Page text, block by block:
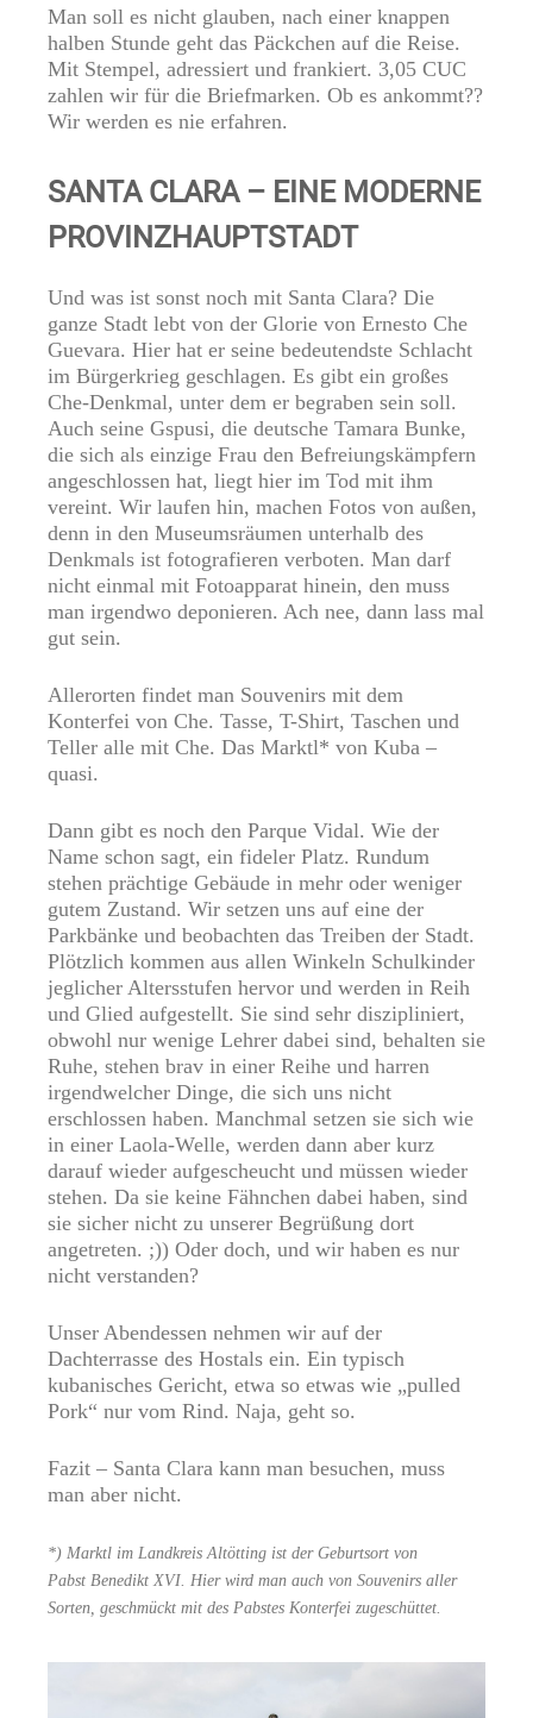
Man soll es nicht glauben, nach einer knappen
halben Stunde geht das Päckchen auf die Reise.
Mit Stempel, adressiert und frankiert. 3,05 CUC
zahlen wir für die Briefmarken. Ob es ankommt??
Wir werden es nie erfahren.
SANTA CLARA – EINE MODERNE
PROVINZHAUPTSTADT
Und was ist sonst noch mit Santa Clara? Die
ganze Stadt lebt von der Glorie von Ernesto Che
Guevara. Hier hat er seine bedeutendste Schlacht
im Bürgerkrieg geschlagen. Es gibt ein großes
Che-Denkmal, unter dem er begraben sein soll.
Auch seine Gspusi, die deutsche Tamara Bunke,
die sich als einzige Frau den Befreiungskämpfern
angeschlossen hat, liegt hier im Tod mit ihm
vereint. Wir laufen hin, machen Fotos von außen,
denn in den Museumsräumen unterhalb des
Denkmals ist fotografieren verboten. Man darf
nicht einmal mit Fotoapparat hinein, den muss
man irgendwo deponieren. Ach nee, dann lass mal
gut sein.
Allerorten findet man Souvenirs mit dem
Konterfei von Che. Tasse, T-Shirt, Taschen und
Teller alle mit Che. Das Marktl* von Kuba –
quasi.
Dann gibt es noch den Parque Vidal. Wie der
Name schon sagt, ein fideler Platz. Rundum
stehen prächtige Gebäude in mehr oder weniger
gutem Zustand. Wir setzen uns auf eine der
Parkbänke und beobachten das Treiben der Stadt.
Plötzlich kommen aus allen Winkeln Schulkinder
jeglicher Altersstufen hervor und werden in Reih
und Glied aufgestellt. Sie sind sehr diszipliniert,
obwohl nur wenige Lehrer dabei sind, behalten sie
Ruhe, stehen brav in einer Reihe und harren
irgendwelcher Dinge, die sich uns nicht
erschlossen haben. Manchmal setzen sie sich wie
in einer Laola-Welle, werden dann aber kurz
darauf wieder aufgescheucht und müssen wieder
stehen. Da sie keine Fähnchen dabei haben, sind
sie sicher nicht zu unserer Begrüßung dort
angetreten. ;)) Oder doch, und wir haben es nur
nicht verstanden?
Unser Abendessen nehmen wir auf der
Dachterrasse des Hostals ein. Ein typisch
kubanisches Gericht, etwa so etwas wie „pulled
Pork“ nur vom Rind. Naja, geht so.
Fazit – Santa Clara kann man besuchen, muss
man aber nicht.
*) Marktl im Landkreis Altötting ist der Geburtsort von
Pabst Benedikt XVI. Hier wird man auch von Souvenirs aller
Sorten, geschmückt mit des Pabstes Konterfei zugeschüttet.